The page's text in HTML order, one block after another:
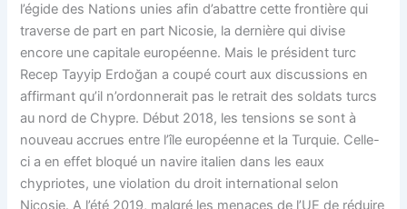
l’égide des Nations unies afin d’abattre cette frontière qui
traverse de part en part Nicosie, la dernière qui divise
encore une capitale européenne. Mais le président turc
Recep Tayyip Erdoğan a coupé court aux discussions en
affirmant qu’il n’ordonnerait pas le retrait des soldats turcs
au nord de Chypre. Début 2018, les tensions se sont à
nouveau accrues entre l’île européenne et la Turquie. Celle-
ci a en effet bloqué un navire italien dans les eaux
chypriotes, une violation du droit international selon
Nicosie. A l’été 2019, malgré les menaces de l’UE de réduire